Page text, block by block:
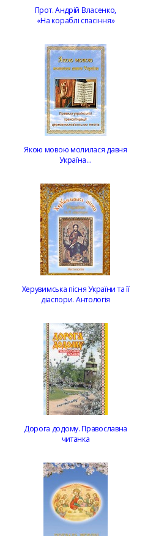
Прот. Андрій Власенко,
«На кораблі спасіння»
Якою мовою молилася давня
Україна…
Херувимська пісня України та її
діаспори. Антологія
Дорога додому. Православна
читанка